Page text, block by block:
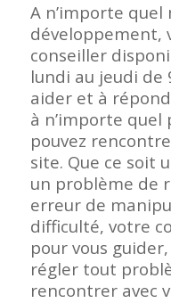
A n’importe
développement,
conseiller
lundi au jeudi de
aider et à
à n’importe quel
pouvez
site. Que ce soit
un problème de
erreur de
difficulté, votre
pour vous
régler tout
rencontrer avec